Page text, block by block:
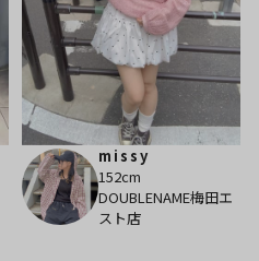
missy
152cm
DOUBLENAME梅田エ
スト店